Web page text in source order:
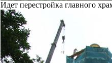
Идет перестройка главного